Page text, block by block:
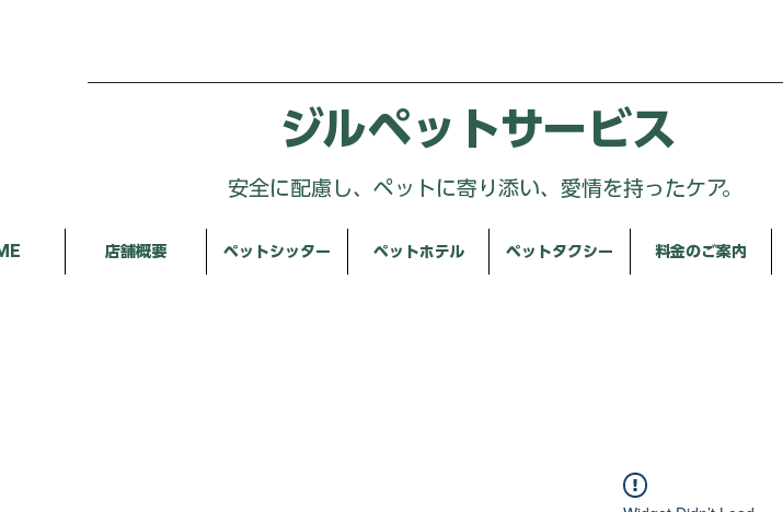
ジルペットサービス
安全に配慮し、ペットに寄り添い、愛情を持ったケア。
店舗概要 ペットシッター ペットホテル ペットタクシー 料金のご案内